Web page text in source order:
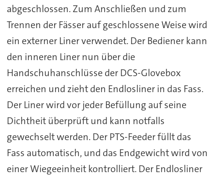
abgeschlossen. Zum Anschließen und zum
Trennen der Fässer auf geschlossene Weise wird
ein externer Liner verwendet. Der Bediener kann
den inneren Liner nun über die
Handschuhanschlüsse der DCS-Glovebox
erreichen und zieht den Endlosliner in das Fass.
Der Liner wird vor jeder Befüllung auf seine
Dichtheit überprüft und kann notfalls
gewechselt werden. Der PTS-Feeder füllt das
Fass automatisch, und das Endgewicht wird von
einer Wiegeeinheit kontrolliert. Der Endlosliner